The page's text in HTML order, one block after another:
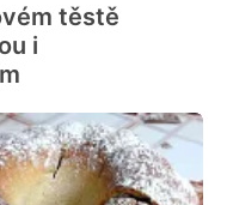
těstě
i